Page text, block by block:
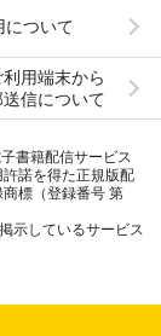
について
用端末から
信について
書籍配信サービス
諾を得た正規版配
標（登録番号 第
示しているサービス